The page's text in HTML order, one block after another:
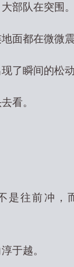
部队在突围。
面都在微微震
了瞬间的松动
看。
是往前冲
于越。